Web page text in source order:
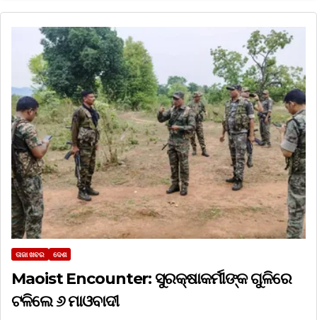
ତାଜା ଖବର ଦେଶ
Maoist Encounter: ସୁରକ୍ଷାକର୍ମୀଙ୍କ ଗୁଳିରେ
ଟଳିଲେ ୬ ମାଓବାଦୀ